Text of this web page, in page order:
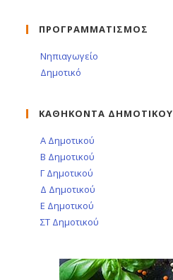
ΠΡΟΓΡΑΜΜΑΤΙΣΜΟΣ
Νηπιαγωγείο
Δημοτικό
ΚΑΘΗΚΟΝΤΑ ΔΗΜΟΤΙΚΟΥ
Α Δημοτικού
Β Δημοτικού
Γ Δημοτικού
Δ Δημοτικού
Ε Δημοτικού
ΣΤ Δημοτικού